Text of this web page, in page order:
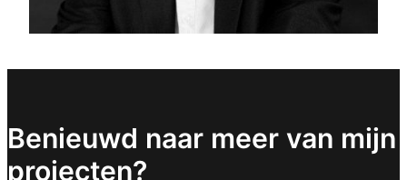
Benieuwd naar meer van mijn
projecten?